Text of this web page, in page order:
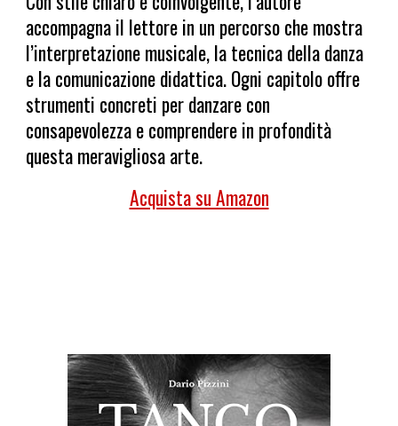
accompagna il lettore in un percorso che mostra
l’interpretazione musicale, la tecnica della danza
e la comunicazione didattica. Ogni capitolo offre
strumenti concreti per danzare con
consapevolezza e comprendere in profondità
questa meravigliosa arte.
Acquista su Amazon